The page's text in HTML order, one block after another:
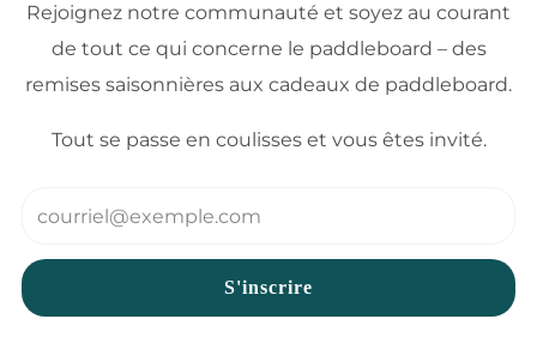
Rejoignez notre communauté et soyez au courant
de tout ce qui concerne le paddleboard – des
remises saisonnières aux cadeaux de paddleboard.
Tout se passe en coulisses et vous êtes invité.
S'inscrire